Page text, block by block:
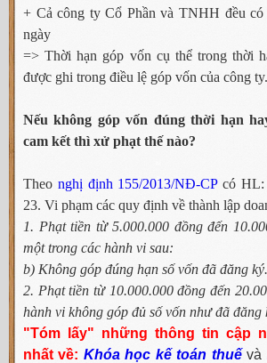
+ Cả công ty Cổ Phần và TNHH đều
ngày
=> Thời hạn góp vốn cụ thể trong thời
được ghi trong điều lệ góp vốn của công ty.
Nếu không góp vốn đúng thời hạn
cam kết thì xử phạt thế nào?
Theo nghị định 155/2013/NĐ-CPcó HL:
23. Vi phạm các quy định về thành lập
1. Phạt tiền từ 5.000.000 đồng đến
một trong các hành vi sau:
b) Không góp đúng hạn số vốn đã đăng ký.
2. Phạt tiền từ 10.000.000 đồng đến
hành vi không góp đủ số vốn như đã đăng
"Tóm lấy" những thông tin cập
nhất về: Khóa học kế toán thuế và